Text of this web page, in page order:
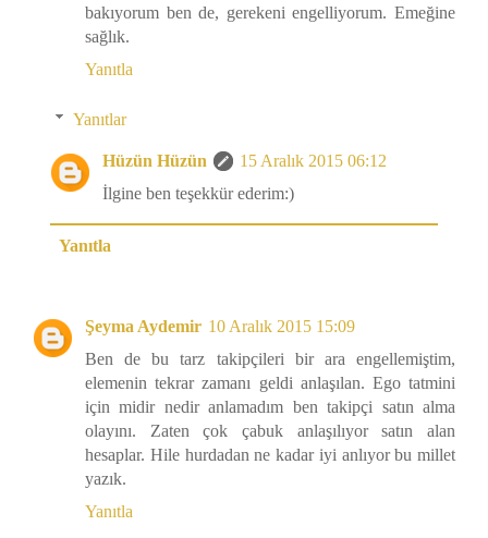
bakıyorum ben de, gerekeni engelliyorum. Emeğine
sağlık.
Yanıtla
Yanıtlar
Hüzün Hüzün
15 Aralık 2015 06:12
İlgine ben teşekkür ederim:)
Yanıtla
Şeyma Aydemir 10 Aralık 2015 15:09
Ben de bu tarz takipçileri bir ara engellemiştim,
elemenin tekrar zamanı geldi anlaşılan. Ego tatmini
için midir nedir anlamadım ben takipçi satın alma
olayını. Zaten çok çabuk anlaşılıyor satın alan
hesaplar. Hile hurdadan ne kadar iyi anlıyor bu millet
yazık.
Yanıtla